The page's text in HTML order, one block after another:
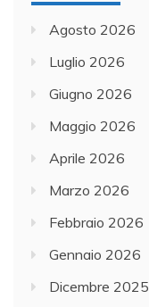
Agosto 2026
Luglio 2026
Giugno 2026
Maggio 2026
Aprile 2026
Marzo 2026
Febbraio 2026
Gennaio 2026
Dicembre 2025